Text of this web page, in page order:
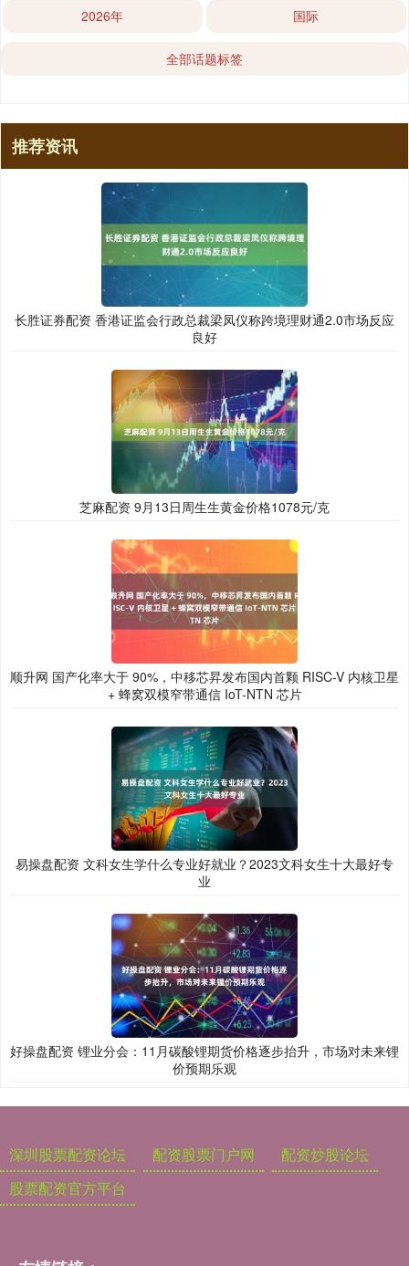
2026年 国际
全部话题标签
推荐资讯
长胜证券配资 香港证监会行政总裁梁凤仪称跨境理财通2.0市场反应
良好
芝麻配资 9月13日周生生黄金价格1078元/克
顺升网 国产化率大于 90%，中移芯昇发布国内首颗 RISC-V 内核卫星
+ 蜂窝双模窄带通信 IoT-NTN 芯片
易操盘配资 文科女生学什么专业好就业？2023文科女生十大最好专
业
好操盘配资 锂业分会：11月碳酸锂期货价格逐步抬升，市场对未来锂
价预期乐观
深圳股票配资论坛 配资股票门户网
配资炒股论坛
股票配资官方平台